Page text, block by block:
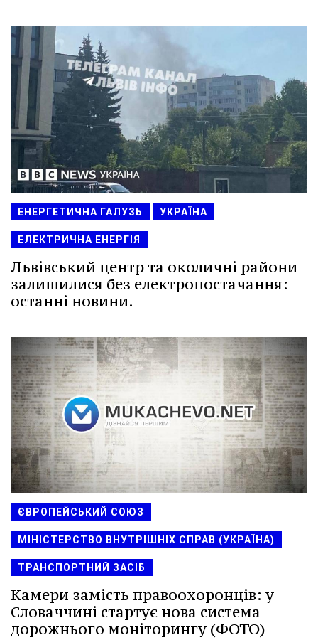
ЕНЕРГЕТИЧНА ГАЛУЗЬ УКРАЇНА
ЕЛЕКТРИЧНА ЕНЕРГІЯ
Львівський центр та околичні райони
залишилися без електропостачання:
останні новини.
ЄВРОПЕЙСЬКИЙ СОЮЗ
МІНІСТЕРСТВО ВНУТРІШНІХ СПРАВ (УКРАЇНА)
ТРАНСПОРТНИЙ ЗАСІБ
Камери замість правоохоронців: у
Словаччині стартує нова система
дорожнього моніторингу (ФОТО)